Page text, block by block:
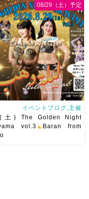
くる
しかも生徒さんが
も参加してくれますよ
皆
ソロとそして三人の群舞を
てくれます♡ 東京から参
元麻ノ葉の ルイもあの懐
の曲をソロ踊ります […]
イベントブログ,主催
土) The Golden Night
vol.3
Baran from
08/29（土）予定